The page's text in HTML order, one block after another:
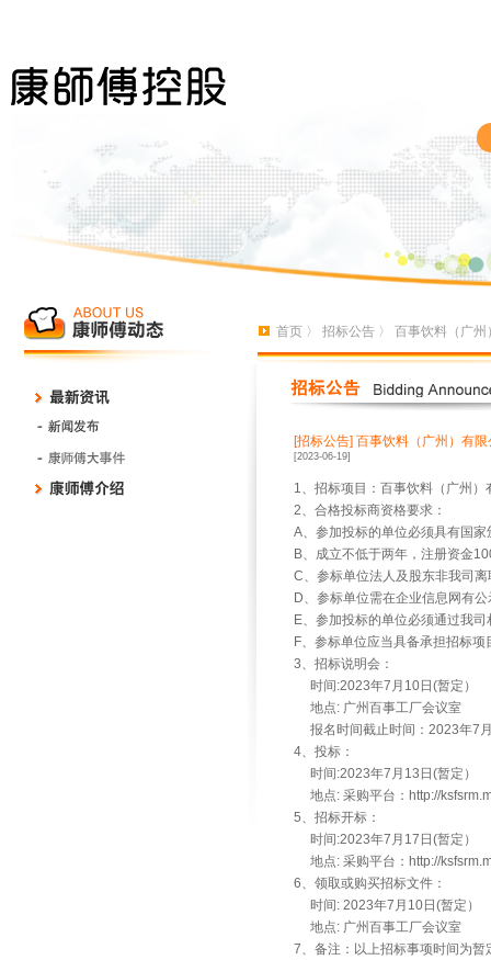
首页 〉 招标公告 〉 百事饮料（广
[招标公告] 百事饮料（广州）有
[2023-06-19]
1、招标项目：百事饮料（广州
2、合格投标商资格要求：
A、参加投标的单位必须具有国
B、成立不低于两年，注册资金
C、参标单位法人及股东非我司离
D、参标单位需在企业信息网有
E、参加投标的单位必须通过我
F、参标单位应当具备承担招标
3、招标说明会：
时间:2023年7月10日(暂定）
地点: 广州百事工厂会议室
报名时间截止时间：2023年7
4、投标：
时间:2023年7月13日(暂定）
地点: 采购平台：http://
5、招标开标：
时间:2023年7月17日(暂定）
地点: 采购平台：http://
6、领取或购买招标文件：
时间: 2023年7月10日(暂定）
地点: 广州百事工厂会议室
7、备注：以上招标事项时间为